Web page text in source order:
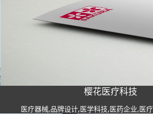
樱花医疗科技
医疗器械,品牌设计,医学科技,医药企业,医